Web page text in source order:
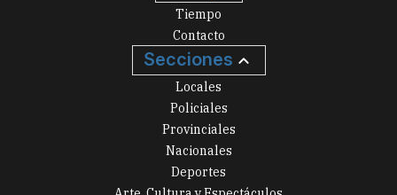
Tiempo
Contacto
Secciones
Locales
Policiales
Provinciales
Nacionales
Deportes